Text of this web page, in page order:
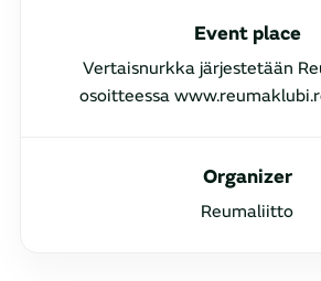
Event place
Vertaisnurkka järjestetään
osoitteessa
Organizer
Reumaliitto